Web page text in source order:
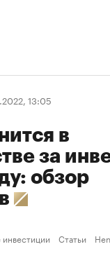
13:05
в
за
обзор
Статьи